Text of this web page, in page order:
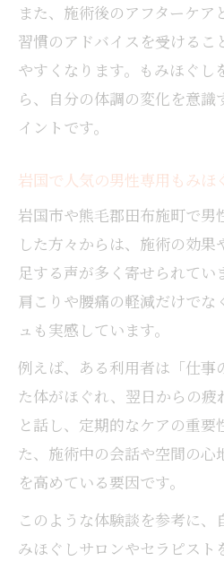
また、施術後のアフターケ
習慣のアドバイスを受けるこ
やすくなります。もみほぐし
ら、自分の体調の変化を意
イントです。
岩国で人気の男性専用もみほ
岩国市や熊毛郡田布施町で男
した方々からは、施術の効
足する声が多く寄せられてい
肩こりや腰痛の軽減だけでな
ュも実感しています。
例えば、ある利用者は「仕事
た体がほぐれ、翌日からの疲
と話し、定期的なケアの重要
た、施術中の会話や空間の心
を高めている要因です。
このような体験談を参考に、
みほぐしサロンやセラピスト